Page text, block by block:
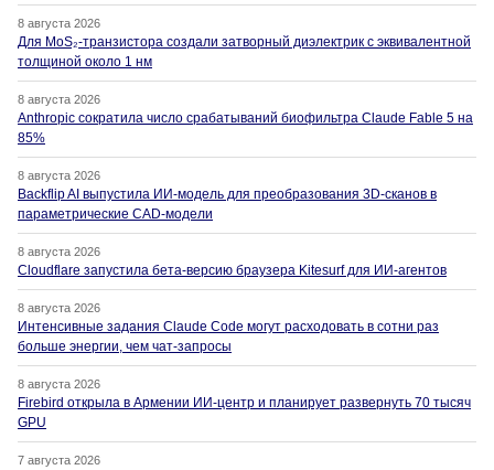
8 августа 2026
Для MoS₂-транзистора создали затворный диэлектрик с эквивалентной
толщиной около 1 нм
8 августа 2026
Anthropic сократила число срабатываний биофильтра Claude Fable 5 на
85%
8 августа 2026
Backflip AI выпустила ИИ-модель для преобразования 3D-сканов в
параметрические CAD-модели
8 августа 2026
Cloudflare запустила бета-версию браузера Kitesurf для ИИ-агентов
8 августа 2026
Интенсивные задания Claude Code могут расходовать в сотни раз
больше энергии, чем чат-запросы
8 августа 2026
Firebird открыла в Армении ИИ-центр и планирует развернуть 70 тысяч
GPU
7 августа 2026